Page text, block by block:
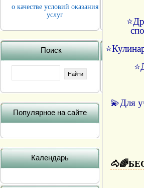
о качестве условий оказания
услуг
Поиск
Популярное на сайте
Календарь
💫Для